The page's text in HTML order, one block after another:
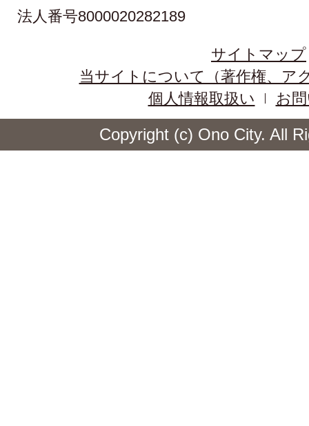
法人番号8000020282189
サイトマップ
当サイトについて（著作権、ア
個人情報取扱い
お
Copyright (c) Ono City. All